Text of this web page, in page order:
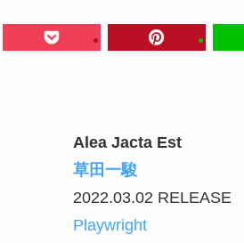
Alea Jacta Est
草田一駿
2022.03.02 RELEASE
Playwright